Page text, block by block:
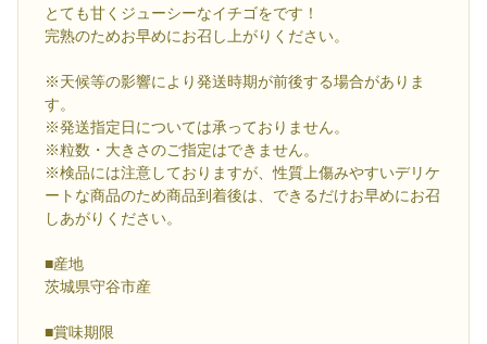
とても甘くジューシーなイチゴをです！
完熟のためお早めにお召し上がりください。
※天候等の影響により発送時期が前後する場合がありま
す。
※発送指定日については承っておりません。
※粒数・大きさのご指定はできません。
※検品には注意しておりますが、性質上傷みやすいデリケ
ートな商品のため商品到着後は、できるだけお早めにお召
しあがりください。
■産地
茨城県守谷市産
■賞味期限